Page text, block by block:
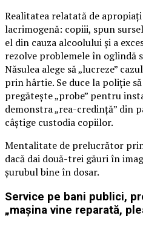
Realitatea relatată de
lacrimogenă: copiii, spun
el din cauza alcoolului și a
rezolve problemele în oglindă
Năsulea alege să „lucreze”
prin hârtie. Se duce la poliție
pregătește „probe” pentru
demonstra „rea-credință” din
câștige custodia copiilor.
Mentalitate de prelucrător
dacă dai două-trei găuri în
șurubul bine în dosar.
Service pe bani publici,
„mașina vine reparată,